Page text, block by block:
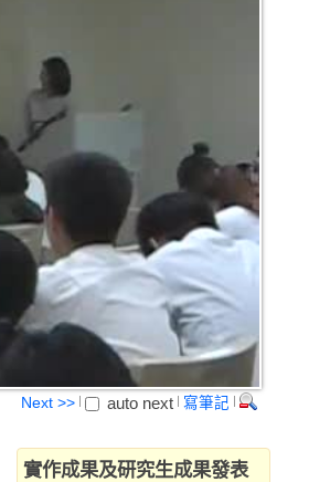
Next >> auto next 寫筆記
實作成果及研究生成果發表